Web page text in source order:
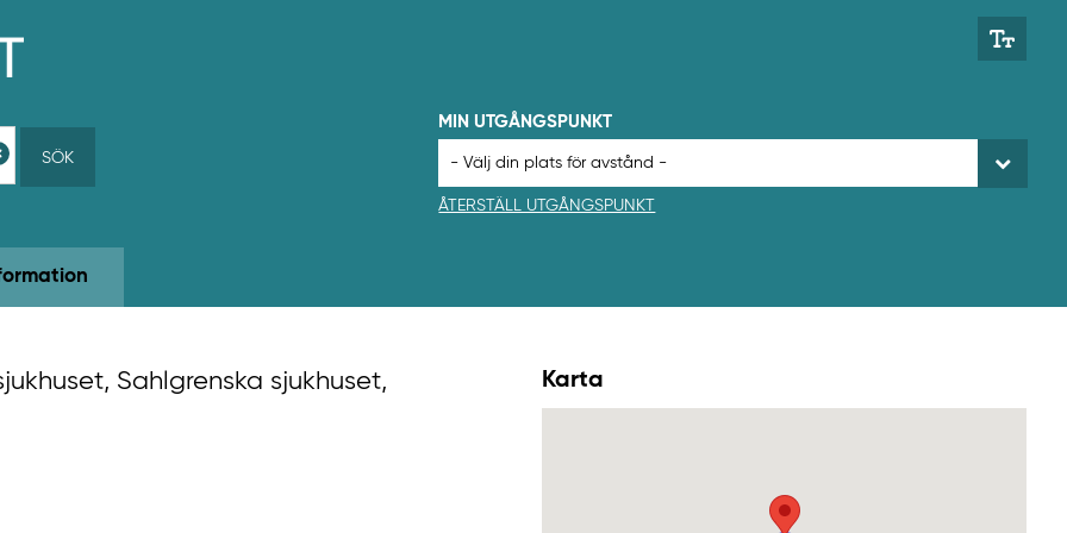
SÖK
MIN UTGÅNGSPUNKT
ÅTERSTÄLL UTGÅNGSPUNKT
Sahlgrenska sjukhuset,
Karta